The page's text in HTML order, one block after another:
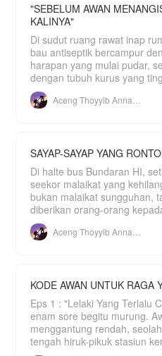
"SEBELUM AWAN
KALINYA"
Di sudut ruang rawat inap
bau antiseptik bercampur
harapan yang mulai pudar,
dengan tubuh kurus yang
SAYAP-SAYAP YANG
Di halte bus Bundaran HI,
seekor malaikat yang
bukan malaikat sungguhan,
diberikan orang-orang
KODE AWAN UNTUK RAGA
Eps 1 : "Lelaki Yang Terlalu Cepat" Langit
enam sore begitu murung.
menggantung rendah,
tengah hiruk-pikuk stasiun